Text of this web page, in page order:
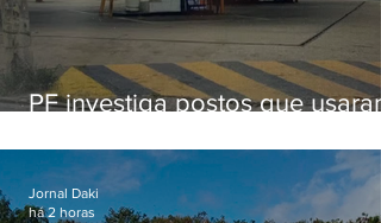
PF investiga postos que usaram
secretário morto em 2020
Jornal Daki
há 2 horas